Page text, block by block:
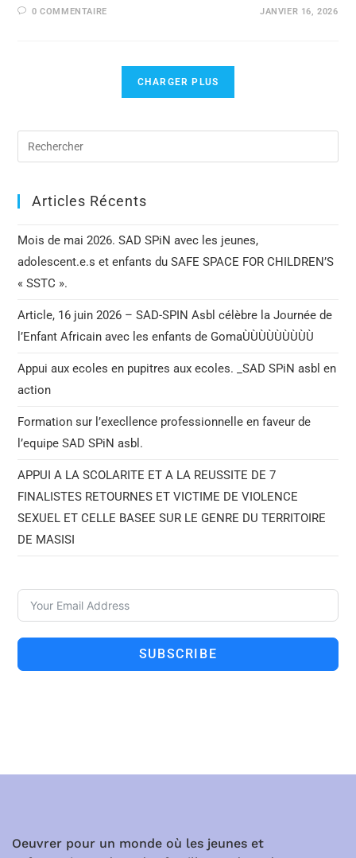
0 COMMENTAIRE JANVIER 16, 2026
CHARGER PLUS
Articles Récents
Mois de mai 2026. SAD SPiN avec les jeunes,
adolescent.e.s et enfants du SAFE SPACE FOR CHILDREN’S
« SSTC ».
Article, 16 juin 2026 – SAD-SPIN Asbl célèbre la Journée de
l’Enfant Africain avec les enfants de GomaÙÙÙÙÙÙÙÙÙ
Appui aux ecoles en pupitres aux ecoles. _SAD SPiN asbl en
action
Formation sur l’execllence professionnelle en faveur de
l’equipe SAD SPiN asbl.
APPUI A LA SCOLARITE ET A LA REUSSITE DE 7
FINALISTES RETOURNES ET VICTIME DE VIOLENCE
SEXUEL ET CELLE BASEE SUR LE GENRE DU TERRITOIRE
DE MASISI
SUBSCRIBE
Oeuvrer pour un monde où les jeunes et